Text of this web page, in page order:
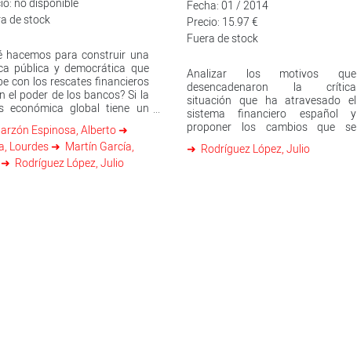
de stock
hacemos para construir una
pública y democrática que
con los rescates financieros
el poder de los bancos? Si la
económica global tiene un
la banca ha tenido una
decisiva. Para
cómo hemos llegado a la
situación es esencial
Espinosa, Alberto
Lourdes
Martín García,
Rodríguez López, Julio
Fecha: 01 / 2014
Precio: 15.97 €
Fuera de stock
Analizar los motivos que
desencadenaron la crítica
situación que ha atravesado el
sistema financiero español y
proponer los cambios que se
a uno de los periodos más
Rodríguez López, Julio